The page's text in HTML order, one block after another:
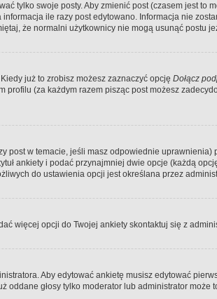
tylko swoje posty. Aby zmienić post (czasem jest to
ile razy post edytowano. Informacja nie
że normalni użytkownicy nie mogą usunąć postu
już to zrobisz możesz zaznaczyć opcję Dołącz
(za każdym razem pisząc post możesz
post w temacie, jeśli masz odpowiednie
ankiety i podać przynajmniej dwie opcje (każdą
do ustawienia opcji jest określana przez
więcej opcji do Twojej ankiety skontaktuj się z
Aby edytować ankietę musisz edytować
oddane głosy tylko moderator lub administrator